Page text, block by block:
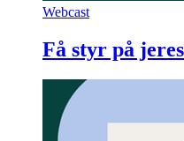
Webcast
Få styr på